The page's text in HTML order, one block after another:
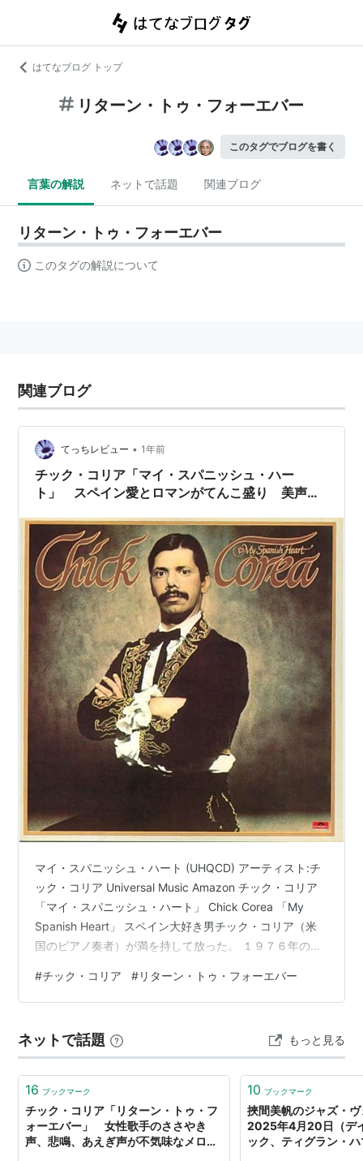
はてなブログ トップ
リターン・トゥ・フォーエバー
このタグでブログを書く
言葉の解説 ネットで話題 関連ブログ
リターン・トゥ・フォーエバー
このタグの解説について
関連ブログ
てっちレビュー • 1年前
チック・コリア「マイ・スパニッシュ・ハー
ト」 スペイン愛とロマンがてんこ盛り 美声ボ
える「アルマンド・ルンバ」が秀逸 （おすすめ
名曲名盤）
マイ・スパニッシュ・ハート (UHQCD) アーティスト:チ
ック・コリア Universal Music Amazon チック・コリア
「マイ・スパニッシュ・ハート」 Chick Corea 「My
Spanish Heart」 スペイン大好き男チック・コリア（米
国のピアノ奏者）が満を持して放った。 １９７６年のア
トルが物語るように、「スペイン愛を表してみました」
という雰囲気たっぷりの作品だ。 なりきりジャケットか
はスペイン」という口癖が聞こえてきそうだ。 持ち味の
哀愁漂うスペイン風味はもちろん…
#チック・コリア #リターン・トゥ・フォーエバー
ネットで話題 もっと見る
16 ブックマーク
チック・コリア「リターン・トゥ・フ
ォーエバー」 女性歌手のささやき
声、悲鳴、あえぎ声が不気味なメロデ
10 ブックマーク
挾間美帆のジャズ・
2025年4月20日（デ
ック、ティグラン・